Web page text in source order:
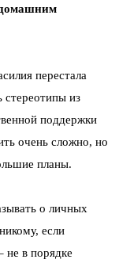
перестала
стереотипы из
поддержки
очень сложно, но
планы.
о личных
если
не в порядке